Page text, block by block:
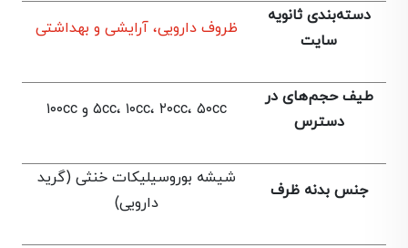
دسته‌بندی ثانویه
سایت
ظروف دارویی، آرایشی و بهداشتی
طیف حجم‌های در
دسترس
۵cc، ۱۰cc، ۲۰cc، ۵۰cc و ۱۰۰cc
جنس بدنه ظرف
شیشه بوروسیلیکات خنثی (گرید
دارویی)